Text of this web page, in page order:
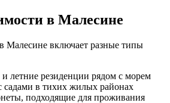
в Малесине
Малеcине включает разные типы
летние резиденции рядом с морем
в тихих жилых районах
подходящие для проживания